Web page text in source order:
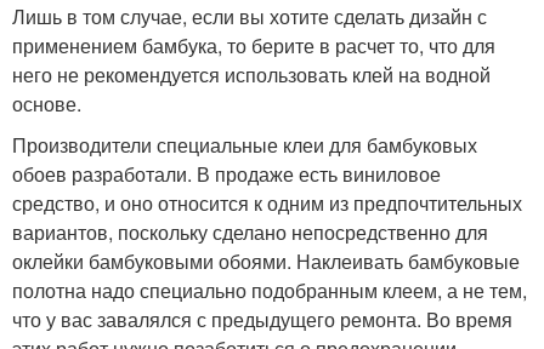
Лишь в том случае, если вы хотите сделать дизайн с
применением бамбука, то берите в расчет то, что для
него не рекомендуется использовать клей на водной
основе.
Производители специальные клеи для бамбуковых
обоев разработали. В продаже есть виниловое
средство, и оно относится к одним из предпочтительных
вариантов, поскольку сделано непосредственно для
оклейки бамбуковыми обоями. Наклеивать бамбуковые
полотна надо специально подобранным клеем, а не тем,
что у вас завалялся с предыдущего ремонта. Во время